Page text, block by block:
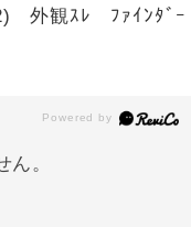
外観ｽﾚ ﾌｧｲﾝﾀﾞｰ
ん。